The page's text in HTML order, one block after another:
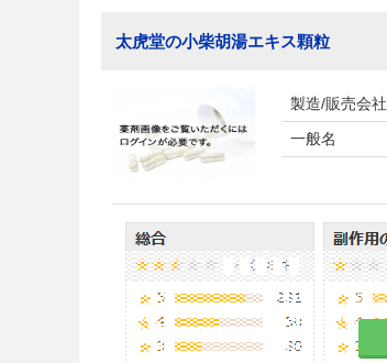
太虎堂の小柴胡湯エキス顆粒
製造/販売会社
一般名